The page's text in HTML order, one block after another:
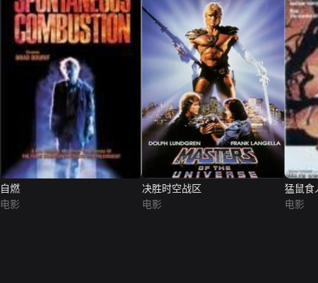
自燃
电影
决胜时空战区
电影
猛鼠食
电影